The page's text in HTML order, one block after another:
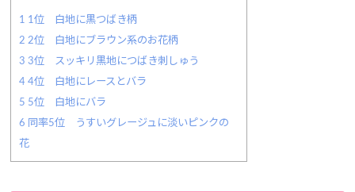
1 1位 白地に黒つばき柄
2 2位 白地にブラウン系のお花柄
3 3位 スッキリ黒地につばき刺しゅう
4 4位 白地にレースとバラ
5 5位 白地にバラ
6 同率5位 うすいグレージュに淡いピンクの
花